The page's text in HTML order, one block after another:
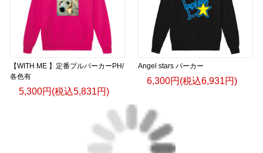
【WITH ME 】定番プルパーカーPH/
各色有
5,300円(税込5,831円)
Angel stars パーカー
6,300円(税込6,931円)